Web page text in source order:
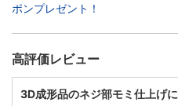
ポンプレゼント！
高評価レビュー
3D成形品のネジ部モミ仕上げに